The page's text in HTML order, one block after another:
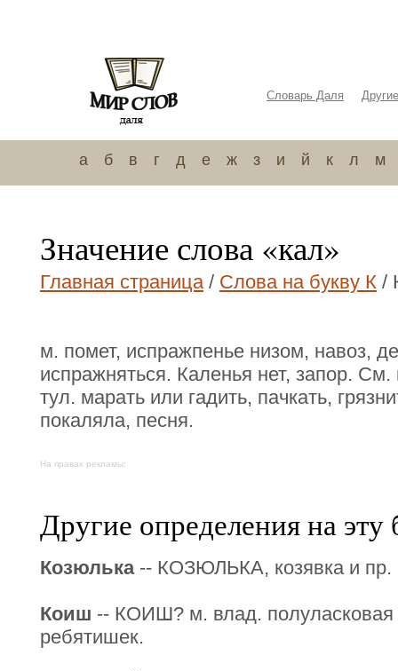
Словарь Даля
а б в г д е ж з и й к л м
Значение слова «кал»
Главная страница/ Слова на букву К /
м. помет, испражпенье низом, навоз,
испражняться. Каленья нет, запор. См.
тул. марать или гадить, пачкать,
покаляла, песня.
На правах рекламы:
Другие определения на эту
Козюлька-- КОЗЮЛЬКА, козявка и пр.
Коиш -- КОИШ? м. влад. полуласковая
ребятишек.